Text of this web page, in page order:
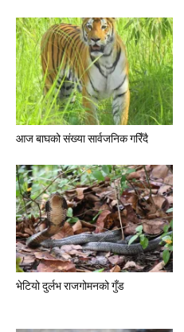
आज बाघको संख्या सार्वजनिक गरिँदै
भेटियो दुर्लभ राजगोमनको गुँड